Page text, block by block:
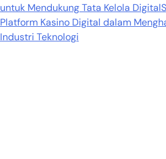
untuk Mendukung Tata Kelola Digital
Platform Kasino Digital dalam
Industri Teknologi